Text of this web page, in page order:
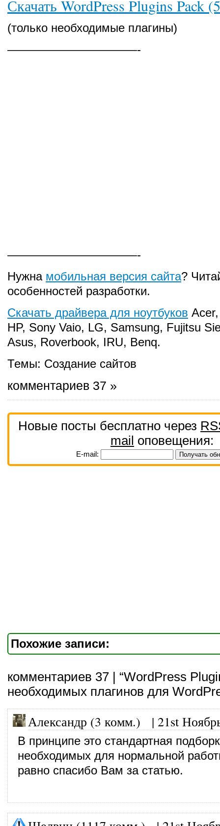
Скачать WordPress Plugins Pack
(только необходимые плагины)
———————————-
———————————-
Нужна мобильная версия сайта?
особенностей разработки.
Скачать драйвера для ноутбуков
HP, Sony Vaio, LG, Samsung, Fujitsu
Asus, Roverbook, IRU, Benq.
Темы: Создание сайтов
комментариев 37 »
Новые посты бесплатно через
mail оповещения:
E-mail:
Похожие записи:
комментариев 37 | “WordPress
необходимых плагинов для
Александр (3 комм.) | 21st
В принципе это стандартная
необходимых для нормальной
равно спасибо Вам за статью.